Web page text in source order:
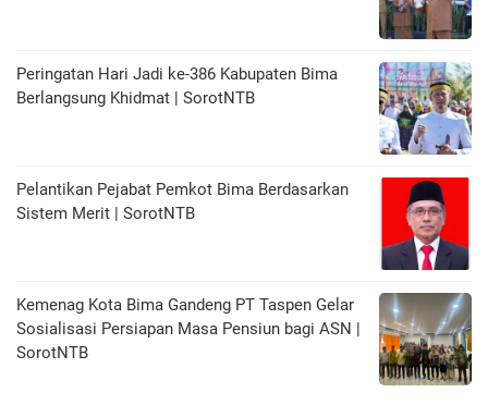
‎Peringatan Hari Jadi ke-386 Kabupaten Bima
Berlangsung Khidmat | SorotNTB
Pelantikan Pejabat Pemkot Bima Berdasarkan
Sistem Merit | SorotNTB
Kemenag Kota Bima Gandeng PT Taspen Gelar
Sosialisasi Persiapan Masa Pensiun bagi ASN |
SorotNTB